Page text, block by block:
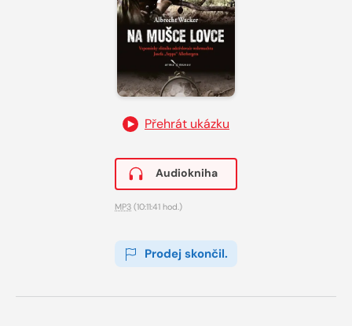
Přehrát ukázku
Audiokniha
MP3 (10:11:41 hod.)
Prodej skončil.